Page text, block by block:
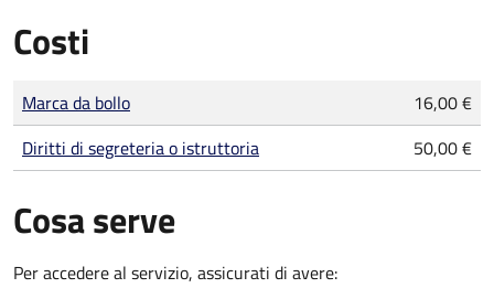
Costi
Tipo di pagamento
Importo
Marca da bollo
16,00 €
Diritti di segreteria o istruttoria
50,00 €
Cosa serve
Per accedere al servizio, assicurati di avere: